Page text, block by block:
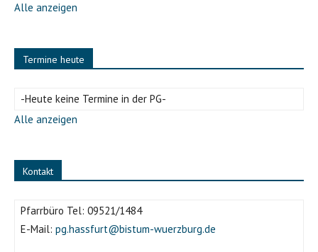
Alle anzeigen
Termine heute
-Heute keine Termine in der PG-
Alle anzeigen
Kontakt
Pfarrbüro Tel: 09521/1484
E-Mail: pg.hassfurt@bistum-wuerzburg.de